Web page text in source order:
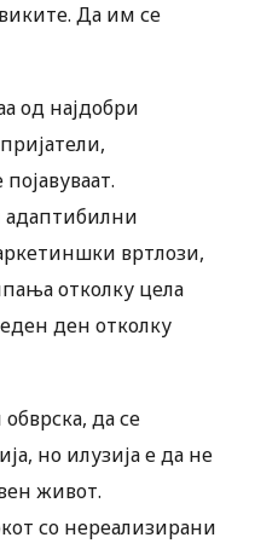
Да им се
од најдобри
адаптибилни
вртлози,
отколку цела
ден отколку
да се
но илузија е да не
живот.
со нереализирани